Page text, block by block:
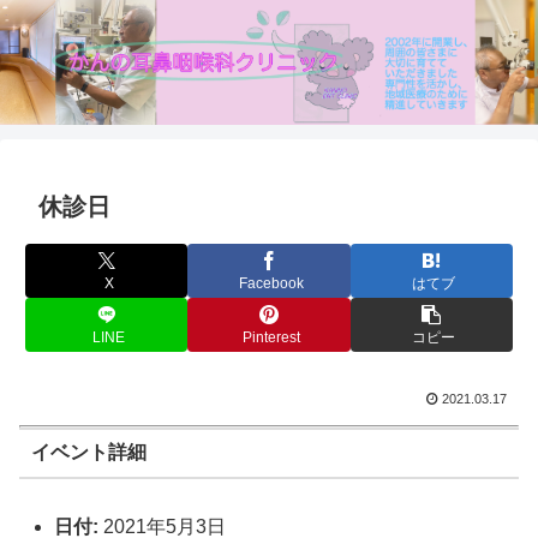
休診日
X Facebook はてブ
LINE Pinterest コピー
2021.03.17
イベント詳細
日付: 2021年5月3日